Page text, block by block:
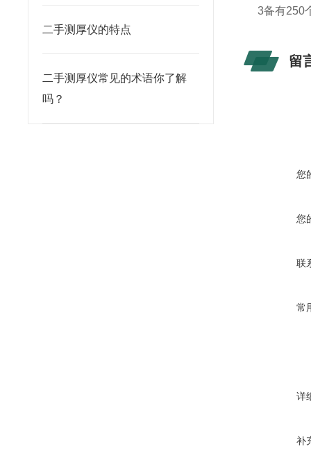
二手测厚仪的特点
二手测厚仪常见的术语你了解
吗？
3备有250
留
您
您
联
常
详
补